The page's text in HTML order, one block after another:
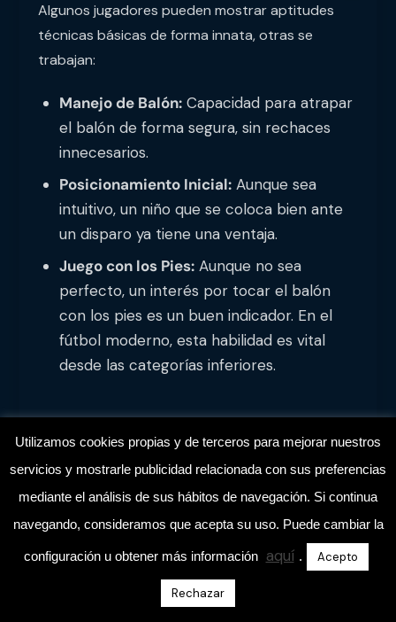
Algunos jugadores pueden mostrar aptitudes
técnicas básicas de forma innata, otras se
trabajan:
Manejo de Balón:Capacidad para atrapar
el balón de forma segura, sin rechaces
innecesarios.
Posicionamiento Inicial:Aunque sea
intuitivo, un niño que se coloca bien ante
un disparo ya tiene una ventaja.
Juego con los Pies:Aunque no sea
perfecto, un interés por tocar el balón
con los pies es un buen indicador. En el
fútbol moderno, esta habilidad es vital
desde las categorías inferiores.
Cualidades Psicológicas Y
Personales
Estas son, quizás, las más importantes y las más
difíciles de detectar, pero también las más
No tener miedo a lanzarse, a ir al
choque, a meter la mano o el pie.
Utilizamos cookies propias y de terceros para mejorar nuestros
servicios y mostrarle publicidad relacionada con sus preferencias
mediante el análisis de sus hábitos de navegación. Si continua
navegando, consideramos que acepta su uso. Puede cambiar la
configuración u obtener más información aquí . Acepto
Rechazar